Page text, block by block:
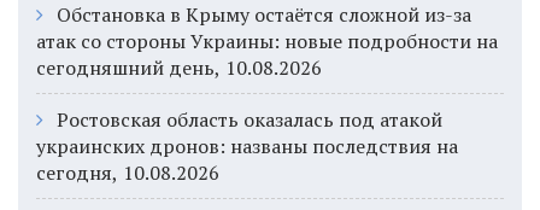
Обстановка в Крыму остаётся сложной из-за
атак со стороны Украины: новые подробности на
сегодняшний день, 10.08.2026
Ростовская область оказалась под атакой
украинских дронов: названы последствия на
сегодня, 10.08.2026